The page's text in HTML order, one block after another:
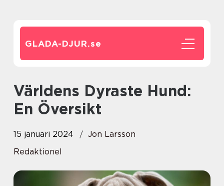
GLADA-DJUR.se
Världens Dyraste Hund:
En Översikt
15 januari 2024
Jon Larsson
Redaktionel